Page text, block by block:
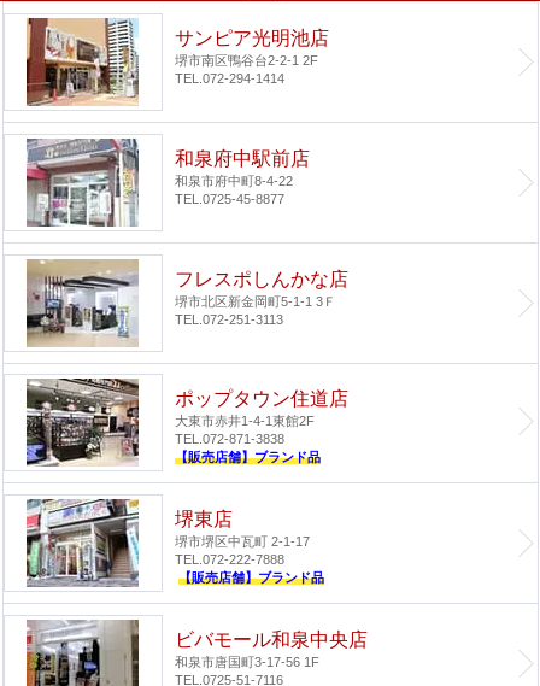
サンピア光明池店
堺市南区鴨谷台2-2-1 2F
TEL.072-294-1414
和泉府中駅前店
和泉市府中町8-4-22
TEL.0725-45-8877
フレスポしんかな店
堺市北区新金岡町5-1-1 3Ｆ
TEL.072-251-3113
ポップタウン住道店
大東市赤井1-4-1東館2F
TEL.072-871-3838
【販売店舗】ブランド品
堺東店
堺市堺区中瓦町 2-1-17
TEL.072-222-7888
【販売店舗】ブランド品
ビバモール和泉中央店
和泉市唐国町3-17-56 1F
TEL.0725-51-7116